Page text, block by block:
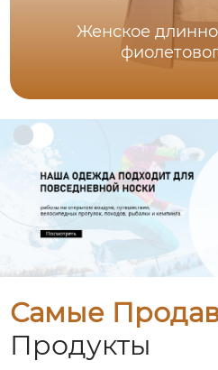
Женское
Самые
Продукты